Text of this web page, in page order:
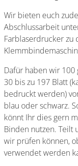
Wir bieten euch
Abschlussarbeit
Farblaserdrucker
Dafür haben wir 100
30 bis zu 197 Blatt
bedruckt werden)
blau oder schwarz.
könnt Ihr dies gern
Binden nutzen. Teilt
wir prüfen können,
verwendet werden